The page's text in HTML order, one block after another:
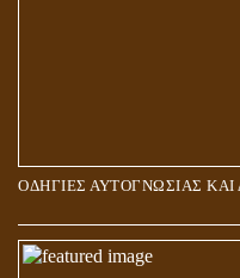
ΟΔΗΓΙΕΣ ΑΥΤΟΓΝΩΣΙΑΣ ΚΑΙ
5Η ΔΙΑΣΤΑΣΗ ΚΑΙ